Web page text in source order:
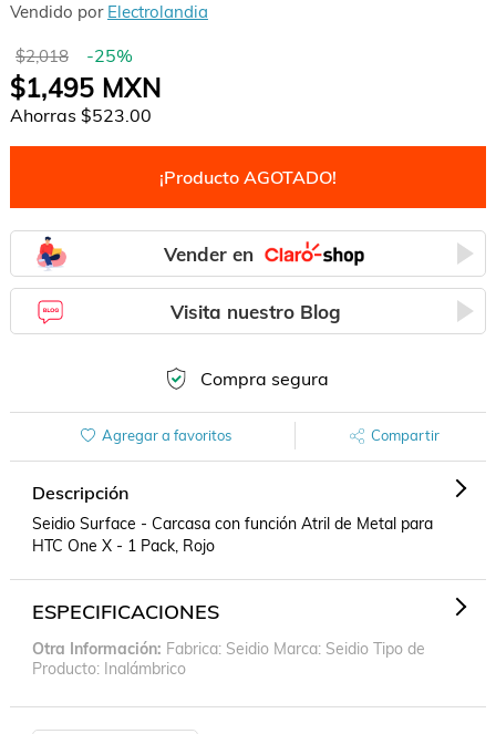
Vendido por Electrolandia
$2,018 -25%
$1,495MXN
Ahorras $523.00
¡Producto AGOTADO!
Vender en
Visita nuestro Blog
Compra segura
Agregar a favoritos Compartir
Descripción
Seidio Surface - Carcasa con función Atril de Metal para
HTC One X - 1 Pack, Rojo
ESPECIFICACIONES
Otra Información Fabrica: Seidio Marca: Seidio Tipo de
Producto: Inalámbrico